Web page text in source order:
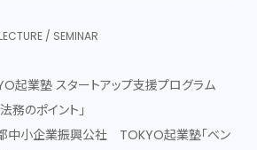
LECTURE / SEMINAR
業塾 スタートアップ支援プログラム
務のポイント」
小企業振興公社 TOKYO起業塾「ベン